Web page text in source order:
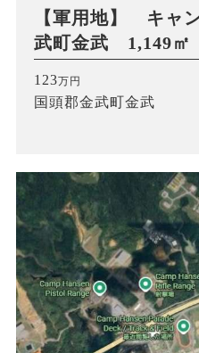
【軍用地】 キ
武町金武 1,149㎡
123万円
国頭郡金武町金武